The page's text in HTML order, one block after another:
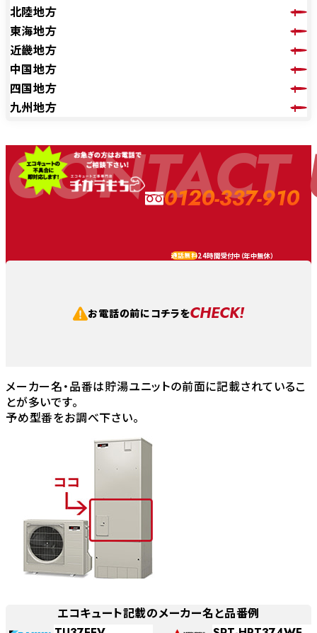
北陸地方
東海地方
近畿地方
中国地方
四国地方
九州地方
CONTACT
0120-337-910
通話無料24時間受付中（年中無休）
お電話の前にコチラをCHECK!
メーカー名・品番は貯湯ユニットの前面に記載されているこ
とが多いです。
予め型番をお調べ下さい。
エコキュート記載のメーカー名と品番例